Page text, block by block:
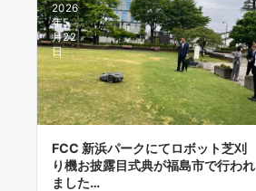
2026
年5
月22
日
FCC 新浜パークにてロボット芝刈
り機お披露目式典が福島市で行われ
ました…